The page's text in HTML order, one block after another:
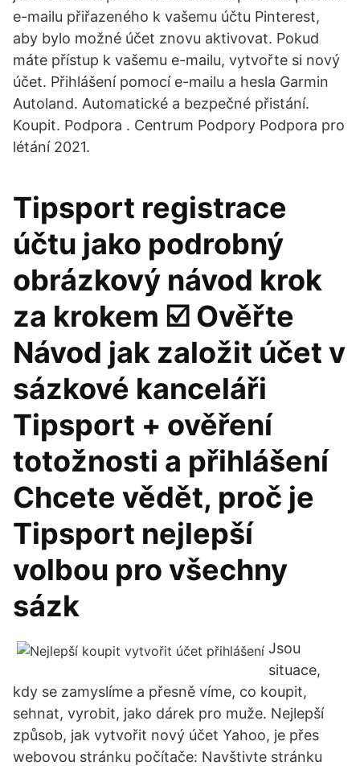
e-mailu přiřazeného k vašemu účtu Pinterest,
aby bylo možné účet znovu aktivovat. Pokud
máte přístup k vašemu e-mailu, vytvořte si nový
účet. Přihlášení pomocí e-mailu a hesla Garmin
Autoland. Automatické a bezpečné přistání.
Koupit. Podpora . Centrum Podpory Podpora pro
létání 2021.
Tipsport registrace
účtu jako podrobný
obrázkový návod krok
za krokem ☑️ Ověřte
Návod jak založit účet v
sázkové kanceláři
Tipsport + ověření
totožnosti a přihlášení
Chcete vědět, proč je
Tipsport nejlepší
volbou pro všechny
sázk
Jsou
situace,
kdy se zamyslíme a přesně víme, co koupit,
sehnat, vyrobit, jako dárek pro muže. Nejlepší
způsob, jak vytvořit nový účet Yahoo, je přes
webovou stránku počítače: Navštivte stránku